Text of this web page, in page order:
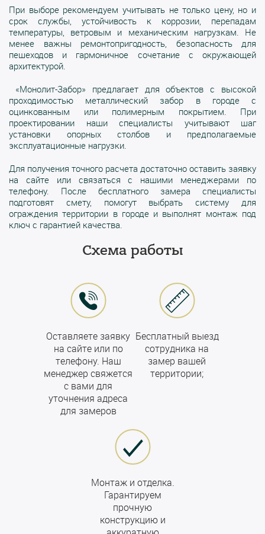
При выборе рекомендуем учитывать не только цену, но и
срок службы, устойчивость к коррозии, перепадам
температуры, ветровым и механическим нагрузкам. Не
менее важны ремонтопригодность, безопасность для
пешеходов и гармоничное сочетание с окружающей
архитектурой.
«Монолит-Забор» предлагает для объектов с высокой
проходимостью металлический забор в городе с
оцинкованным или полимерным покрытием. При
проектировании наши специалисты учитывают шаг
установки опорных столбов и предполагаемые
эксплуатационные нагрузки.
Для получения точного расчета достаточно оставить заявку
на сайте или связаться с нашими менеджерами по
телефону. После бесплатного замера специалисты
подготовят смету, помогут выбрать систему для
ограждения территории в городе и выполнят монтаж под
ключ с гарантией качества.
Схема работы
Оставляете заявку
на сайте или по
телефону. Наш
менеджер свяжется
с вами для
уточнения адреса
для замеров
Бесплатный выезд
сотрудника на
замер вашей
территории;
Монтаж и отделка.
Гарантируем
прочную
конструкцию и